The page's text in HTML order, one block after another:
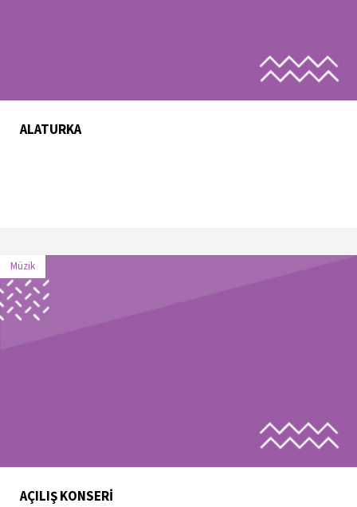
ALATURKA
Müzik
AÇILIŞ KONSERİ